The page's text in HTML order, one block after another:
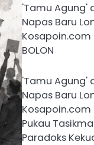
'Tamu Agung'
Napas Baru
Kosapoin.com
BOLON
'Tamu Agung'
Napas Baru
Kosapoin.com
Pukau
Paradoks